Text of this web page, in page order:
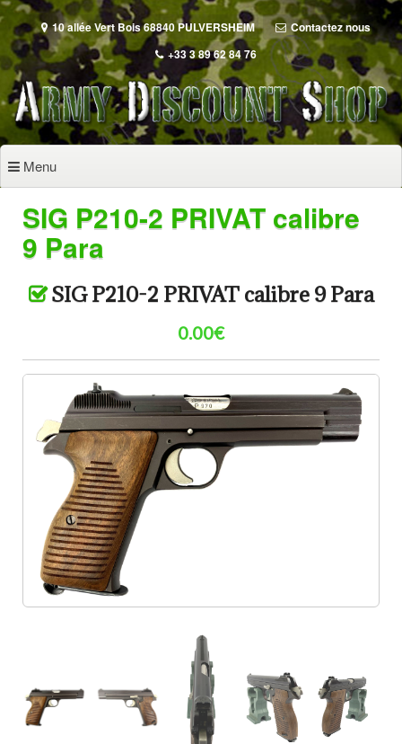
Aller
contenu
principal
10 allée Vert Bois 68840 PULVERSHEIM
Contactez nous
+33 3 89 62 84 76
Menu
SIG P210-2 PRIVAT calibre
9 Para
SIG P210-2 PRIVAT calibre 9 Para
0.00€